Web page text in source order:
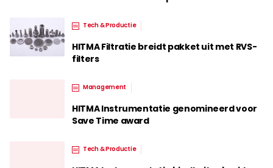
Tech & Productie
HITMA Filtratie breidt pakket uit met RVS-
filters
Management
HITMA Instrumentatie genomineerd voor
Save Time award
Tech & Productie